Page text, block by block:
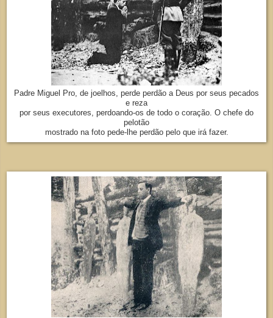
Padre Miguel Pro, de joelhos, perde perdão a Deus por seus pecados
e reza
por seus executores, perdoando-os de todo o coração. O chefe do
pelotão
mostrado na foto pede-lhe perdão pelo que irá fazer.